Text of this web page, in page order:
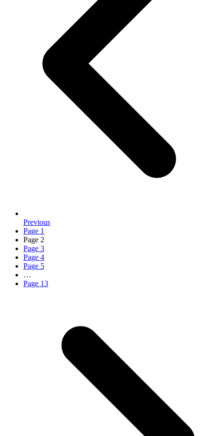
Previous
Page 1
Page 2
Page 3
Page 4
Page 5
…
Page 13